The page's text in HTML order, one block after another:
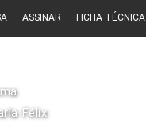
ASSINAR FICHA TÉCNICA
Félix